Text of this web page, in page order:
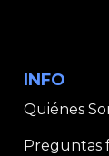
INFO
Quiénes
Preguntas